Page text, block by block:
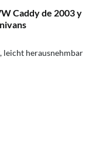
Caddy de 2003 y
leicht herausnehmbar